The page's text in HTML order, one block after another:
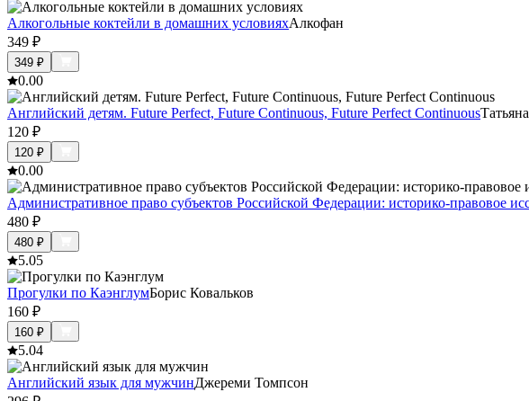
Алкогольные коктейли в домашних условияхАлкофан
349 ₽
349 ₽
0.00
Английский детям. Future Perfect, Future Continuous, Future Perfect Continuous
120 ₽
120 ₽
0.00
Административное право субъектов Российской Федерации: историко-правовое
480 ₽
480 ₽
5.05
Прогулки по КаэнглумБорис Ковальков
160 ₽
160 ₽
5.04
Английский язык для мужчинДжереми Томпсон